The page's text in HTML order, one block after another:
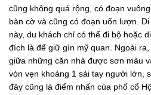
cũng không quá rộng, có đoạn
bàn cờ và cũng có đoạn uốn lượn.
này, du khách chỉ có thể đi bộ hoặc
đích là để giữ gìn mỹ quan. Ngoài
giữa những căn nhà được sơn màu
vỏn vẹn khoảng 1 sải tay người lớn,
đây cũng là điểm nhấn của phố cổ